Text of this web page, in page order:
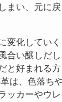
まい、元に
変化してい
合い醸しだ
と好まれる
は、色落ち
ッカーやウ